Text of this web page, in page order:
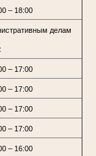
– 18:00
делам
– 17:00
– 17:00
– 17:00
– 17:00
– 16:00